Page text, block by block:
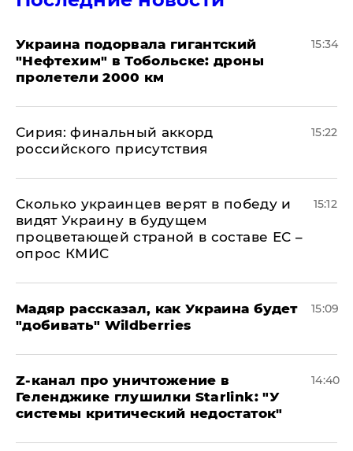
Украина подорвала гигантский
"Нефтехим" в Тобольске: дроны
пролетели 2000 км
15:34
​Сирия: финальный аккорд
российского присутствия
15:22
Сколько украинцев верят в победу и
видят Украину в будущем
процветающей страной в составе ЕС –
опрос КМИС
15:12
Мадяр рассказал, как Украина будет
"добивать" Wildberries
15:09
Z-канал про уничтожение в
Геленджике глушилки Starlink: "У
системы критический недостаток"
14:40